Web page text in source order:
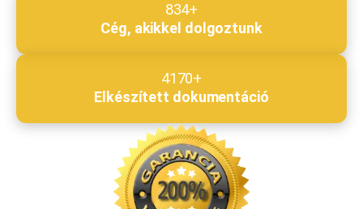
834+
Cég, akikkel dolgoztunk
4170+
Elkészített dokumentáció